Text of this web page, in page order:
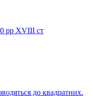
рр ХVIIІ ст
до квадратних.